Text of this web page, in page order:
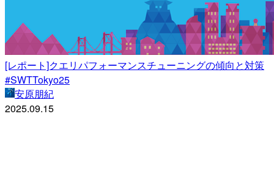
[レポート]クエリパフォーマンスチューニングの傾向と対策
#SWTTokyo25
安原朋紀
2025.09.15